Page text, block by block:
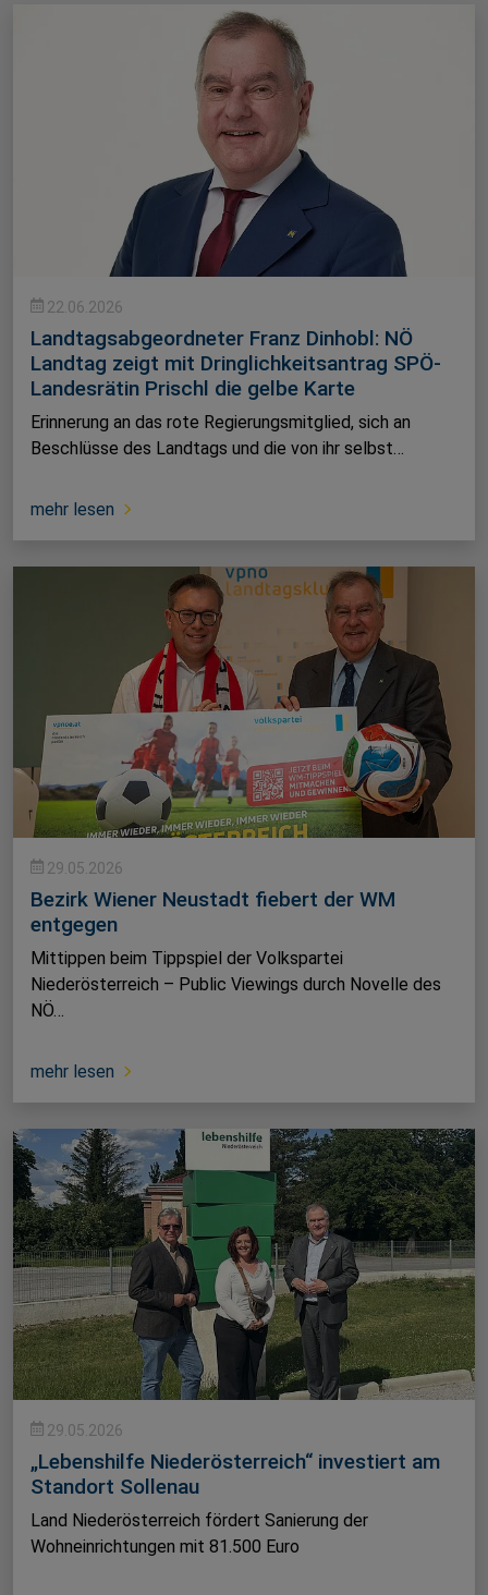
22.06.2026
Landtagsabgeordneter Franz Dinhobl: NÖ
Landtag zeigt mit Dringlichkeitsantrag SPÖ-
Landesrätin Prischl die gelbe Karte
Erinnerung an das rote Regierungsmitglied, sich an
Beschlüsse des Landtags und die von ihr selbst…
mehr lesen
29.05.2026
Bezirk Wiener Neustadt fiebert der WM
entgegen
Mittippen beim Tippspiel der Volkspartei
Niederösterreich – Public Viewings durch Novelle des
NÖ…
mehr lesen
29.05.2026
„Lebenshilfe Niederösterreich“ investiert am
Standort Sollenau
Land Niederösterreich fördert Sanierung der
Wohneinrichtungen mit 81.500 Euro